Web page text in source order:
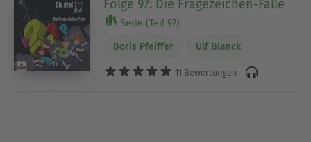
Folge 97: Die Fragezeichen-Falle
Serie (Teil 97)
Boris Pfeiffer Ulf Blanck
11 Bewertungen